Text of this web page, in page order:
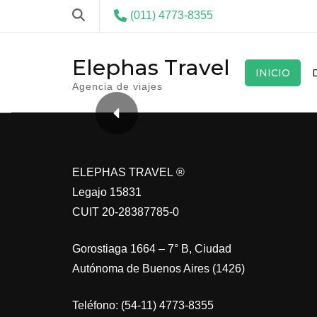
(011) 4773-8355
Elephas Travel
Agencia de viajes
INICIO
ELEPHAS TRAVEL ®
Legajo 15831
CUIT 20-28387785-0
Gorostiaga 1664 – 7° B, Ciudad
Autónoma de Buenos Aires (1426)
Teléfono: (54-11) 4773-8355